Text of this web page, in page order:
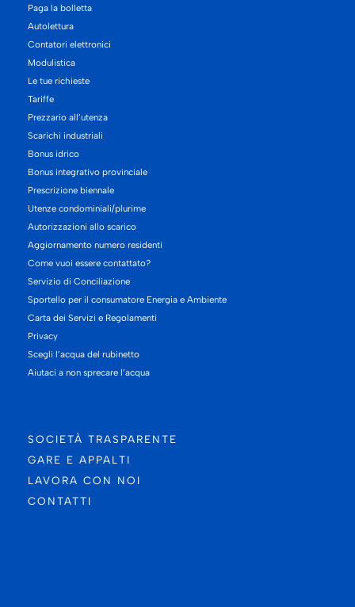
Paga la bolletta
Autolettura
Contatori elettronici
Modulistica
Le tue richieste
Tariffe
Prezzario all’utenza
Scarichi industriali
Bonus idrico
Bonus integrativo provinciale
Prescrizione biennale
Utenze condominiali/plurime
Autorizzazioni allo scarico
Aggiornamento numero residenti
Come vuoi essere contattato?
Servizio di Conciliazione
Sportello per il consumatore Energia e Ambiente
Carta dei Servizi e Regolamenti
Privacy
Scegli l’acqua del rubinetto
Aiutaci a non sprecare l’acqua
SOCIETÀ TRASPARENTE
GARE E APPALTI
LAVORA CON NOI
CONTATTI